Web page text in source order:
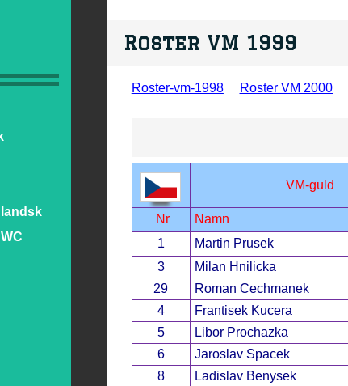
landsk
Roster VM 1999
Roster-vm-1998 Roster VM 2000
VM-guld
Nr Namn
1
Martin Prusek
3
Milan Hnilicka
29
Roman Cechmanek
4
Frantisek Kucera
5
Libor Prochazka
6
Jaroslav Spacek
8
Ladislav Benysek